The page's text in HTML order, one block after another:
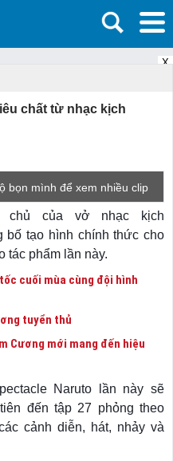
X
chất từ nhạc kịch
bọn mình để xem nhiều clip
chủ của vở nhạc kịch
bố tạo hình chính thức cho
tác phẩm lần này.
cuối mùa cùng đội hình
tuyển thủ
Cương mới mang đến hiệu
Naruto lần này sẽ
đến tập 27 phỏng theo
cảnh diễn, hát, nhảy và